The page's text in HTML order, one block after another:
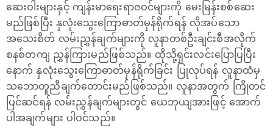
ဆေးဝါးများနှင့် ကျန်းမာရေးရာဇဝင်များကို မေးမြန်းစစ်ဆေး
မည်ဖြစ်ပြီး နှလုံးသွေးကြောဓာတ်မှန်ရိုက်ရန် လိုအပ်သော
အသေးစိတ် လမ်းညွှန်ချက်များကို လူနာတစ်ဦးချင်းစီအလိုက်
စနစ်တကျ ညွှန်ကြားမည်ဖြစ်သည်။ ထိုသို့ရှင်းလင်းပြောပြပြီး
နောက် နှလုံးသွေးကြောဓာတ်မှန်ရိုက်ခြင်း ပြုလုပ်ရန် လူနာထံမှ
သဘောတူညီချက်တောင်းမည်ဖြစ်သည်။ လူနာအတွက် ကြိုတင်
ပြင်ဆင်ရန် လမ်းညွှန်ချက်များတွင် ယေဘုယျအားဖြင့် အောက်
ပါအချက်များ ပါဝင်သည်။